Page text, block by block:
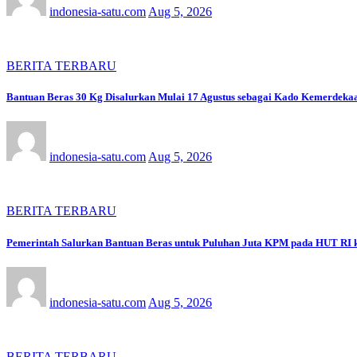
indonesia-satu.com Aug 5, 2026
BERITA TERBARU
Bantuan Beras 30 Kg Disalurkan Mulai 17 Agustus sebagai Kado
indonesia-satu.com Aug 5, 2026
BERITA TERBARU
Pemerintah Salurkan Bantuan Beras untuk Puluhan Juta KPM pada HUT RI
indonesia-satu.com Aug 5, 2026